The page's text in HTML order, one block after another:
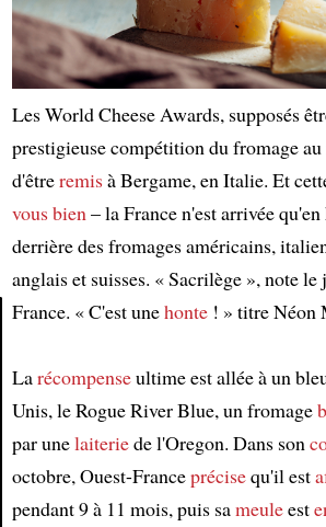
Les World Cheese Awards, supposés
prestigieuse compétition du fromage
d'êtreremisà Bergame, en Italie. Et
vous bien– la France n'est arrivée
derrière des fromages américains,
anglais et suisses. « Sacrilège », note
France. « C'est unehonte! » titre Néon
Larécompenseultime est allée à un
Unis, le Rogue River Blue, un fromage
par unelaiteriede l'Oregon. Dans son
octobre, Ouest-Franceprécisequ'il est
pendant 9 à 11 mois, puis sameuleest